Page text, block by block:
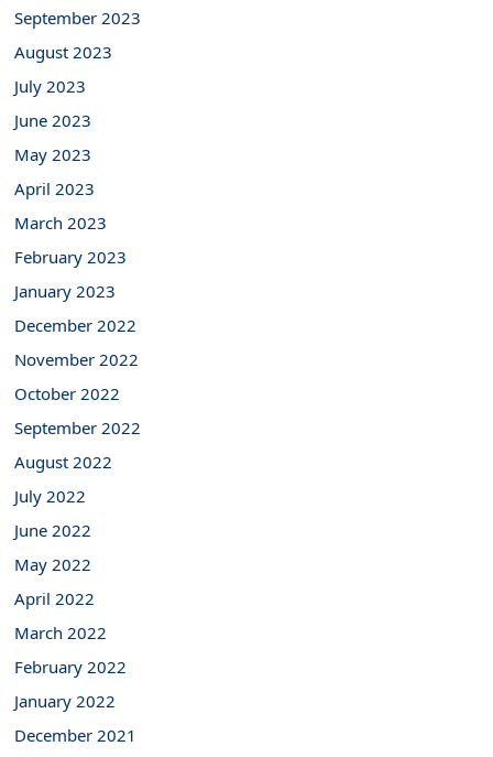
September 2023
August 2023
July 2023
June 2023
May 2023
April 2023
March 2023
February 2023
January 2023
December 2022
November 2022
October 2022
September 2022
August 2022
July 2022
June 2022
May 2022
April 2022
March 2022
February 2022
January 2022
December 2021